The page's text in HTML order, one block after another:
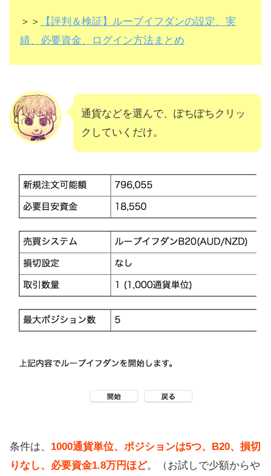
＞＞
【評判＆検証】ループイフダンの設定、実
績、必要資金、ログイン方法まとめ
通貨などを選んで、ぽちぽちクリッ
クしていくだけ。
条件は、 1000通貨単位、ポジションは5つ、B20、損切
りなし、必要資金1.8万円ほど。（お試しで少額からや